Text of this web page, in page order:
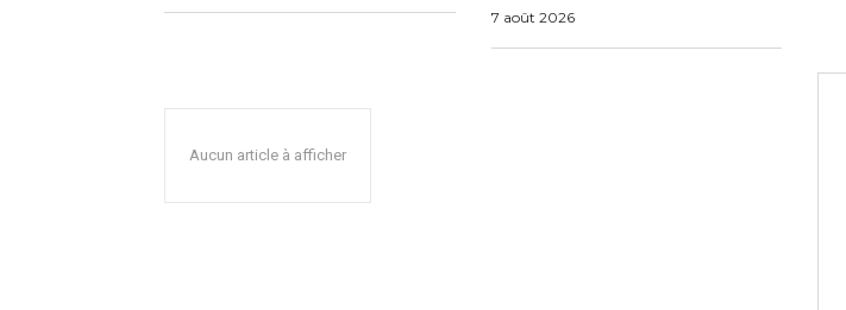
7 août 2026
Aucun article à afficher